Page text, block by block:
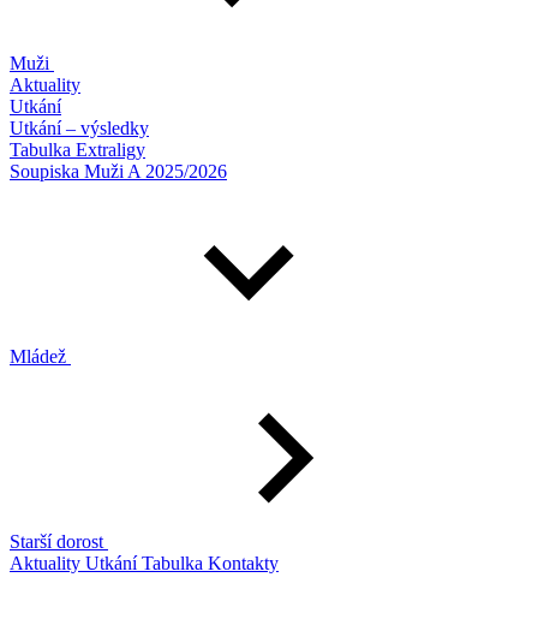
Muži
Aktuality
Utkání
Utkání – výsledky
Tabulka Extraligy
Soupiska Muži A 2025/2026
Mládež
Starší dorost
Aktuality UtkáníTabulka Kontakty